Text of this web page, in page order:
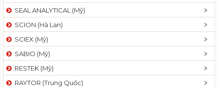
SEAL ANALYTICAL (Mỹ)
SCION (Hà Lan)
SCIEX (Mỹ)
SABIO (Mỹ)
RESTEK (Mỹ)
RAYTOR (Trung Quốc)